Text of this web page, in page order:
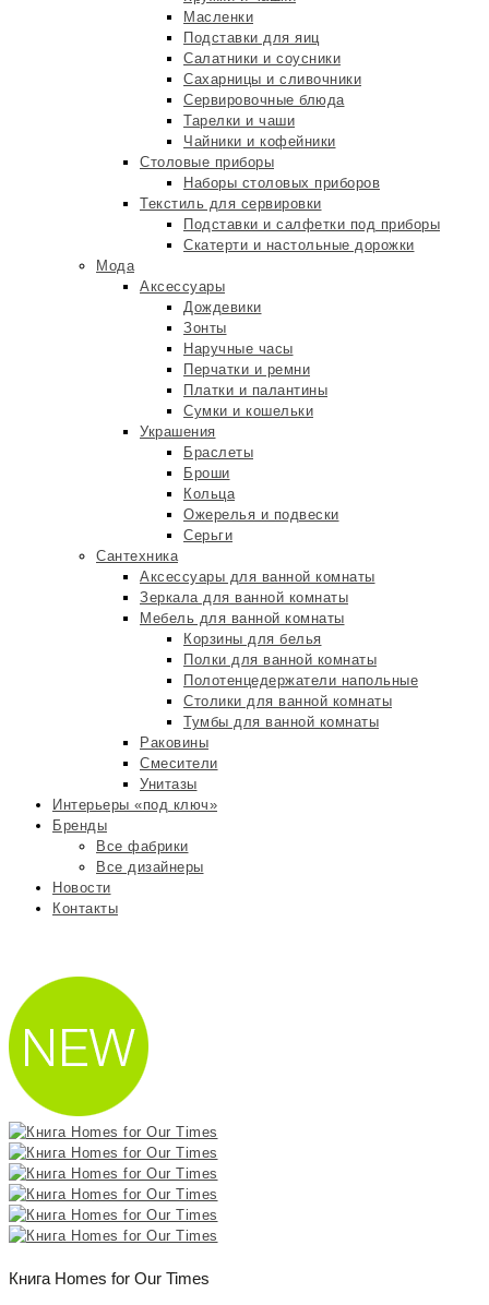
Масленки
Подставки для яиц
Салатники и соусники
Сахарницы и сливочники
Сервировочные блюда
Тарелки и чаши
Чайники и кофейники
Столовые приборы
Наборы столовых приборов
Текстиль для сервировки
Подставки и салфетки под приборы
Скатерти и настольные дорожки
Мода
Аксессуары
Дождевики
Зонты
Наручные часы
Перчатки и ремни
Платки и палантины
Сумки и кошельки
Украшения
Браслеты
Броши
Кольца
Ожерелья и подвески
Серьги
Сантехника
Аксессуары для ванной комнаты
Зеркала для ванной комнаты
Мебель для ванной комнаты
Корзины для белья
Полки для ванной комнаты
Полотенцедержатели напольные
Столики для ванной комнаты
Тумбы для ванной комнаты
Раковины
Смесители
Унитазы
Интерьеры «под ключ»
Бренды
Все фабрики
Все дизайнеры
Новости
Контакты
Книга Homes for Our Times